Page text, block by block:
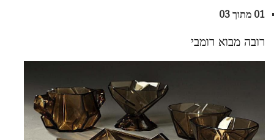
01 מתוך 03
רובה מבוא רומבי